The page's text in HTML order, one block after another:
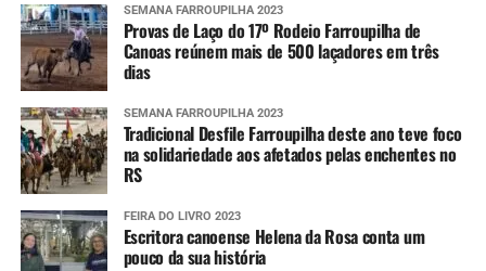
Também é possível se cadastrar via aplicativo Whatsapp.
Para ter acesso ao serviço, é necessário se registrar pelo
telefone (61) 2034-4611 ou clicandoaqui. Em seguida, é
preciso interagir com o robô de atendimento enviando
um simples “Oi”.
Após a primeira interação, o usuário pode compartilhar
sua localização atual ou qualquer outra do seu interesse
para, dessa forma, receber as mensagens que serão
encaminhadas pela Defesa Civil estadual.
SEMANA FARROUPILHA 2023
Provas de Laço do 17º Rodeio Farroupilha de
Canoas reúnem mais de 500 laçadores em três
dias
SEMANA FARROUPILHA 2023
Tradicional Desfile Farroupilha deste ano teve foco
na solidariedade aos afetados pelas enchentes no
RS
FEIRA DO LIVRO 2023
Escritora canoense Helena da Rosa conta um
pouco da sua história